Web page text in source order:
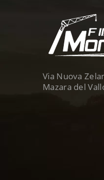
Via Nuova
Mazara del